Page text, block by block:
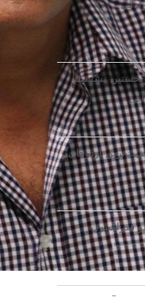
نشست
اردوهای
فدراسیون